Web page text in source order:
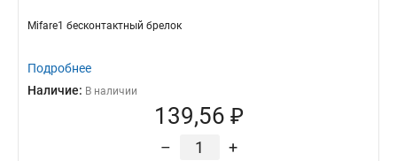
Mifare1 бесконтактный брелок
Подробнее
Наличие: В наличии
139,56 ₽
– +